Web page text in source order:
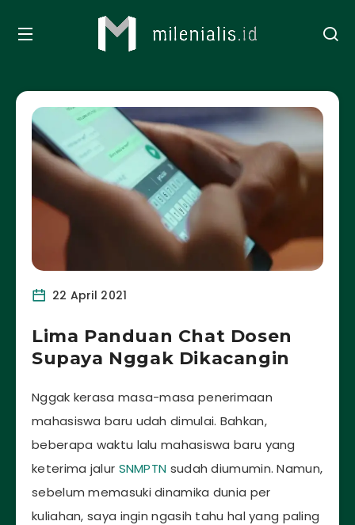
22 April 2021
Lima Panduan Chat Dosen
Supaya Nggak Dikacangin
Nggak kerasa masa-masa penerimaan
mahasiswa baru udah dimulai. Bahkan,
beberapa waktu lalu mahasiswa baru yang
keterima jalur SNMPTN sudah diumumin. Namun,
sebelum memasuki dinamika dunia per
kuliahan, saya ingin ngasih tahu hal yang paling